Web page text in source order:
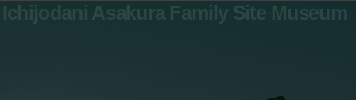
Ichijodani Asakura Family Site Museum